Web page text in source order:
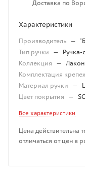
Доставка по
Характеристики
Производитель —
Тип ручки
—
Ручка-
Коллекция
—
Комплектация
Материал ручки
—
Цвет покрытия
—
Все характеристики
Цена действительна
отличаться от цен в